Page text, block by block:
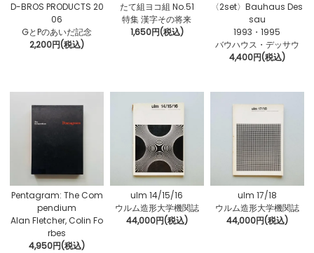
D-BROS PRODUCTS 20
06
GとPのあいだ記念
2,200円(税込)
たて組ヨコ組 No.51
特集 漢字その将来
1,650円(税込)
〈2set〉Bauhaus Des
sau
1993・1995
バウハウス・デッサウ
4,400円(税込)
Pentagram: The Com
pendium
Alan Fletcher, Colin Fo
rbes
4,950円(税込)
ulm 14/15/16
ウルム造形大学機関誌
44,000円(税込)
ulm 17/18
ウルム造形大学機関誌
44,000円(税込)